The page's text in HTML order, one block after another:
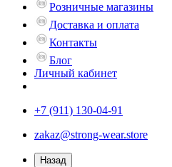
Розничные магазины
Доставка и оплата
Контакты
Блог
Личный кабинет
+7 (911) 130-04-91
zakaz@strong-wear.store
Назад